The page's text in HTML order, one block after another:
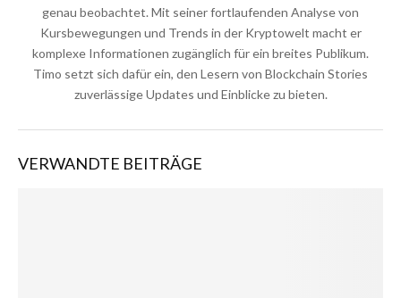
genau beobachtet. Mit seiner fortlaufenden Analyse von
Kursbewegungen und Trends in der Kryptowelt macht er
komplexe Informationen zugänglich für ein breites Publikum.
Timo setzt sich dafür ein, den Lesern von Blockchain Stories
zuverlässige Updates und Einblicke zu bieten.
VERWANDTE BEITRÄGE